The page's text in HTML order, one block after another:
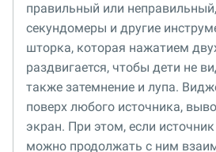
правильный или
секундомеры и другие
шторка, которая нажатием
раздвигается, чтобы дети не
также затемнение и лупа.
поверх любого источника,
экран. При этом, если
можно продолжать с ним